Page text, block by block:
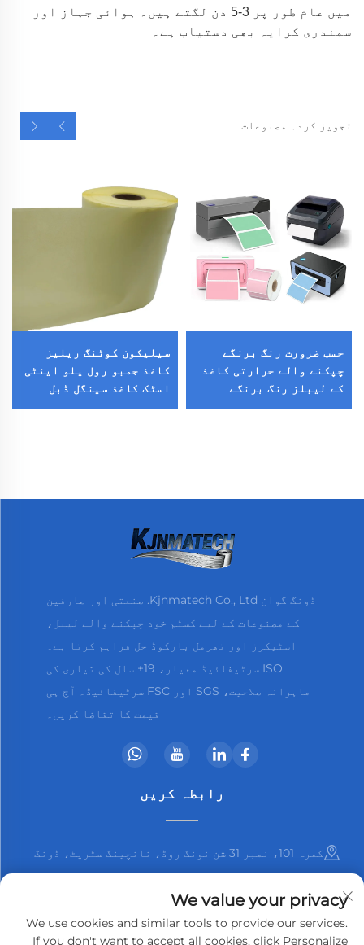
میں عام طور پر 3-5 دن لگتے ہیں۔ ہوائی جہاز اور
سمندری کرایہ بھی دستیاب ہے۔
تجویز کردہ مصنوعات
حسب ضرورت رنگ برنگے
چپکنے والے حرارتی کاغذ
کے لیبلز رنگ برنگے
پیکنگ لیبلز سٹیکر
سیلیکون کوٹنگ ریلیز
کاغذ جمبو رول یلو اینٹی
اسٹک کاغذ سینگل ڈبل
سائیڈ ریلیز کاغذ سٹیکر
ڈونگ گوان Kjnmatech Co., Ltd. صنعتی اور صارفین
کے مصنوعات کے لیے کسٹم خود چپکنے والے لیبل،
اسٹیکرز اور تھرمل بارکوڈ حل فراہم کرتا ہے۔
ISO سرٹیفائیڈ معیار، 19+ سال کی تیاری کی
ماہرانہ صلاحیت، SGS اور FSC سرٹیفائیڈ۔ آج ہی
قیمت کا تقاضا کریں۔
رابطہ کریں
کمرہ 101، نمبر 31 شن نونگ روڈ، نانچینگ سٹریٹ، ڈونگ
گوان شہر، گوانگ ڈونگ صوبہ، چین
We value your privacy
We use cookies and similar tools to provide our services.
If you don't want to accept all cookies, click Personalize